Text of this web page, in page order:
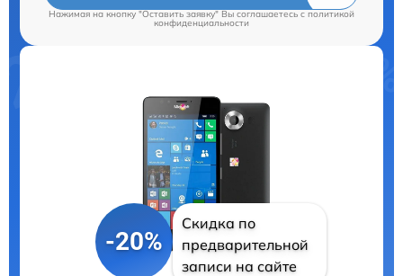
Нажимая на кнопку "Оставить заявку" Вы соглашаетесь cполитикой
конфиденциальности
-20%
Скидка по
предварительной
записи на сайте